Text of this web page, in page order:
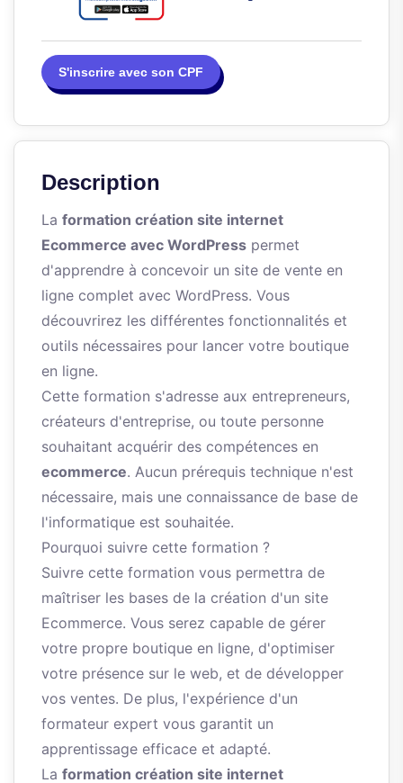
Description
La formation création site internet
Ecommerce avec WordPress permet
d'apprendre à concevoir un site de vente en
ligne complet avec WordPress. Vous
découvrirez les différentes fonctionnalités et
outils nécessaires pour lancer votre boutique
en ligne.
Cette formation s'adresse aux entrepreneurs,
créateurs d'entreprise, ou toute personne
souhaitant acquérir des compétences en
ecommerce. Aucun prérequis technique n'est
nécessaire, mais une connaissance de base de
l'informatique est souhaitée.
Pourquoi suivre cette formation ?
Suivre cette formation vous permettra de
maîtriser les bases de la création d'un site
Ecommerce. Vous serez capable de gérer
votre propre boutique en ligne, d'optimiser
votre présence sur le web, et de développer
vos ventes. De plus, l'expérience d'un
formateur expert vous garantit un
apprentissage efficace et adapté.
La formation création site internet
S'inscrire avec son CPF